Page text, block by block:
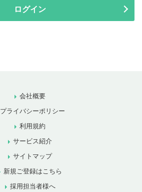
ログイン
会社概要
プライバシーポリシー
利用規約
サービス紹介
サイトマップ
新規ご登録はこちら
採用担当者様へ